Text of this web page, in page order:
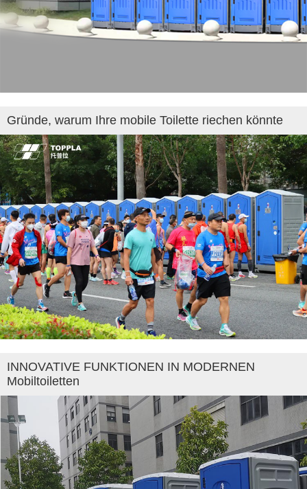
Gründe, warum Ihre mobile Toilette riechen könnte
INNOVATIVE FUNKTIONEN IN MODERNEN
Mobiltoiletten